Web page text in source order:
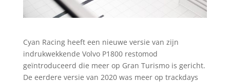
Cyan Racing heeft een nieuwe versie van zijn
indrukwekkende Volvo P1800 restomod
geïntroduceerd die meer op Gran Turismo is gericht.
De eerdere versie van 2020 was meer op trackdays